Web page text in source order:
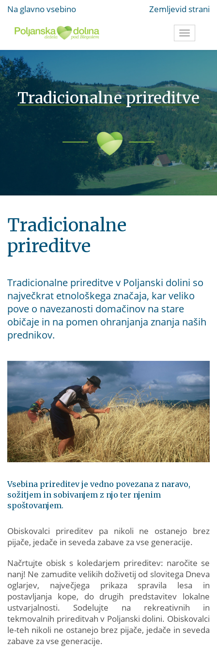
Na glavno vsebino Zemljevid strani
Toggle
Tradicionalne prireditve
Tradicionalne
prireditve
Tradicionalne prireditve v Poljanski dolini so
največkrat etnološkega značaja, kar veliko
pove o navezanosti domačinov na stare
običaje in na pomen ohranjanja znanja naših
prednikov.
Vsebina prireditev je vedno povezana z naravo,
sožitjem in sobivanjem z njo ter njenim
spoštovanjem.
Obiskovalci prireditev pa nikoli ne ostanejo brez
pijače, jedače in seveda zabave za vse generacije.
Načrtujte obisk s koledarjem prireditev: naročite se
nanj! Ne zamudite velikih doživetij od slovitega Dneva
oglarjev, največjega prikaza spravila lesa in
postavljanja kope, do drugih predstavitev lokalne
ustvarjalnosti. Sodelujte na rekreativnih in
tekmovalnih prireditvah v Poljanski dolini. Obiskovalci
le-teh nikoli ne ostanejo brez pijače, jedače in seveda
zabave za vse generacije.